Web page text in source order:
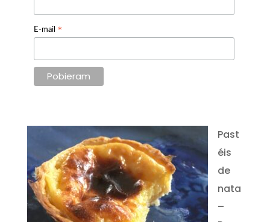
E-mail *
Past
éis
de
nata
–